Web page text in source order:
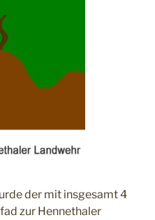
der mit insgesamt 4
zur Hennethaler